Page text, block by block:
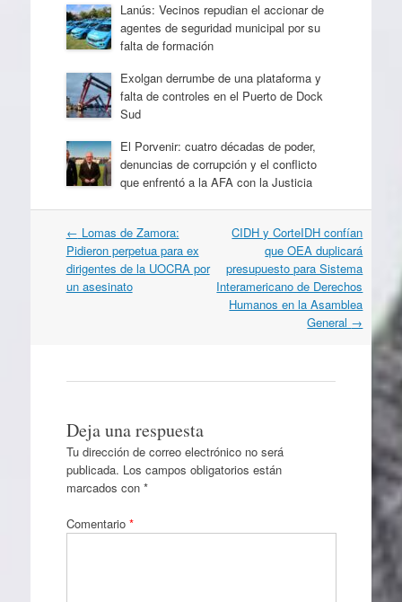
Lanús: Vecinos repudian el accionar de
agentes de seguridad municipal por su
falta de formación
Exolgan derrumbe de una plataforma y
falta de controles en el Puerto de Dock
Sud
El Porvenir: cuatro décadas de poder,
denuncias de corrupción y el conflicto
que enfrentó a la AFA con la Justicia
Navegación
por
artículos
← Lomas de Zamora:
Pidieron perpetua para ex
dirigentes de la UOCRA por
un asesinato
CIDH y CorteIDH confían
que OEA duplicará
presupuesto para Sistema
Interamericano de Derechos
Humanos en la Asamblea
General →
Deja una respuesta
Tu dirección de correo electrónico no será
publicada. Los campos obligatorios están
marcados con *
Comentario *